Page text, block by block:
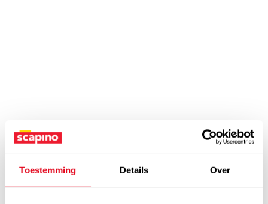
Toestemming Details Over